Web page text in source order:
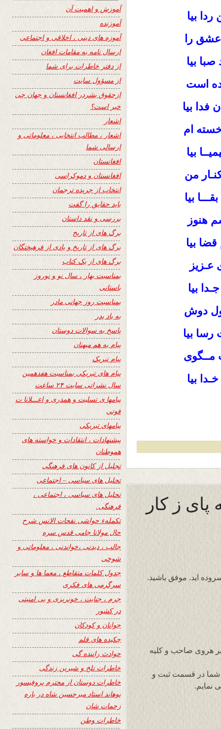
بیا
را
صبا بیا
است
فدا بیا
ام
بیا
من
بیا
هنوز
قضا بیا
عـزیز
بیا
دوش
رسا بیا
مــگوی
بیا
ز کار
اید. موفق باشید.
هروی صاحب و کلیه
شما در قسمت ثبت و
نمایم.
آموزش و اهمیت آن
آموزنده
آموزه های دینی ، اخلاقی و اجتماعی
ارسال نامه به مقامات افغان
از دفتر خاطرات برای شما
از مسؤول سایت
ازحقوق بشردر افغانستان و جهان چی
خبر است؟
اشعار
اشعار ، مطالب انتخابی ، معلوماتی و
ارسالی شما
افغانستان
افغانستان و دموکراسی
انتخاب از جریده ترجمان
باید حقایق را گفت
بررسی و نقد داستان
برگ های از تاریخ
برگ های از تاریخ و یادی از فرهیختگان
برگ های از یک کتاب
بمناسبت بهار ، سال نو و نوروز
باستانی
بمناسبت روز جهانی مادر
به یاد پدر
پاسخ به سوالات دوستان
پیام به هم میهنان
پیام تبریک
پیام های تبریکی بمناسبت هفدهمین
سال نشراتی سایت ۲۴ ساعت
پیامها ی تسلیت و همدری و اعـــلانا ت
فوتی
پیامهای تبریکی
پیشنهادات ، انتقادات و خواسته های
هموطنان
تجلیل از کانون های فرهنگی
تحلیل های سیاسی – اجتماعی
تحلیل های سیاسی ، اجتماعی ،
فرهنگی.
تکملهء حواشی نفحات الانس شرح
حال مولانا جامی قدس سره
جالب ، دیدنی ،خواندنی ، معلوماتی و
شوخی
جدول کلمات متقاطع ، معما ها و سایر
سرگرمی های فکری
جرم ، جنایت ، خونریزی و بی امنیتی
در کشور
جوانان و کودکان
چکیده های قلم
حوادث راننده گی
خاطرات تلخ و شیرین زندگی
خاطرات دوستان از محترم پروفیسور
پوهاند استاد میرحسین شاه در باره
زحمات شان
خاطرات وطن